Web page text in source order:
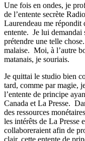
Une fois en ondes, je
de l’entente secrète
Laurendeau me répondit
entente. Je lui demandai
prétendre une telle
malaise. Moi, à l’autre
matanais, je souriais.
Je quittai le studio bien
tard, comme par magie,
l’entente de principe
Canada et La Presse.
des ressources
les intérêts de La Presse
collaboreraient afin de
clair, cette entente de